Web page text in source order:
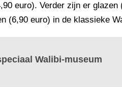
euro). Verder zijn er glazen
(6,90 euro) in de klassieke
Walibi-museum